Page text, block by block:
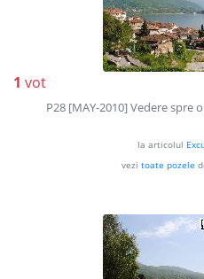
1 vot
P28 [MAY-2010] Vedere spre
la articolul
vezi toate pozele